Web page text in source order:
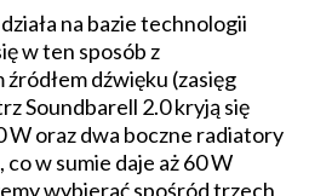
na bazie technologii
w ten sposób z
dźwięku (zasięg
Soundbarell 2.0 kryją się
W oraz dwa boczne radiatory
w sumie daje aż 60 W
wybierać spośród trzech